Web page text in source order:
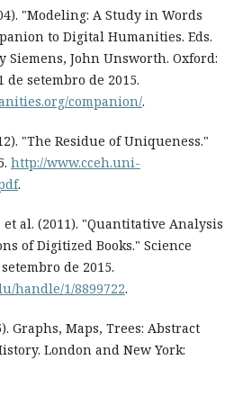
"Modeling: A Study in Words
to Digital Humanities. Eds.
Siemens, John Unsworth. Oxford:
de setembro de 2015.
companion/.
"The Residue of Uniqueness."
http://www.cceh.uni-
.
et al. (2011). "Quantitative Analysis
of Digitized Books." Science
de 2015.
handle/1/8899722.
Graphs, Maps, Trees: Abstract
London and New York: